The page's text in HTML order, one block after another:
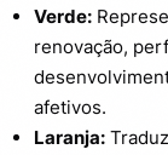
Verde:
renovação,
afetivos.
Laranja: